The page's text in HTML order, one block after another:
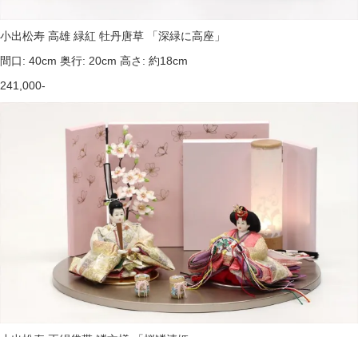
小出松寿 高雄 緑紅 牡丹唐草 「深緑に高座」
間口: 40cm 奥行: 20cm 高さ: 約18cm
241,000-